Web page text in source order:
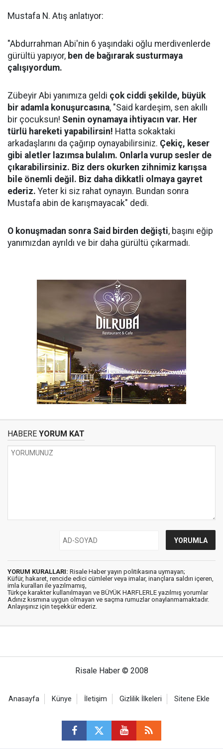
Mustafa N. Atış anlatıyor:
"Abdurrahman Abi'nin 6 yaşındaki oğlu merdivenlerde
gürültü yapıyor, ben de bağırarak susturmaya
çalışıyordum.
Zübeyir Abi yanımıza geldi çok ciddi şekilde, büyük
bir adamla konuşurcasına, "Said kardeşim, sen akıllı
bir çocuksun! Senin oynamaya ihtiyacın var. Her
türlü hareketi yapabilirsin! Hatta sokaktaki
arkadaşlarını da çağırıp oynayabilirsiniz. Çekiç, keser
gibi aletler lazımsa bulalım. Onlarla vurup sesler de
çıkarabilirsiniz. Biz ders okurken zihnimiz karışsa
bile önemli değil. Biz daha dikkatli olmaya gayret
ederiz. Yeter ki siz rahat oynayın. Bundan sonra
Mustafa abin de karışmayacak" dedi.
O konuşmadan sonra Said birden değişti, başını eğip
yanımızdan ayrıldı ve bir daha gürültü çıkarmadı.
HABERE YORUM KAT
YORUM KURALLARI: Risale Haber yayın politikasına uymayan;
Küfür, hakaret, rencide edici cümleler veya imalar, inançlara saldırı içeren,
imla kuralları ile yazılmamış,
Türkçe karakter kullanılmayan ve BÜYÜK HARFLERLE yazılmış yorumlar
Adınız kısmına uygun olmayan ve saçma rumuzlar onaylanmamaktadır.
Anlayışınız için teşekkür ederiz.
Risale Haber © 2008
Anasayfa Künye İletişim Gizlilik İlkeleri Sitene Ekle